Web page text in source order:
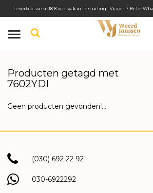
Toggle
Levertijd: vanaf 18-8 ivm vakantie sluiting | Vragen? Bel of
Producten getagd met
7602YDI
Geen producten gevonden!...
(030) 692 22 92
030-6922292